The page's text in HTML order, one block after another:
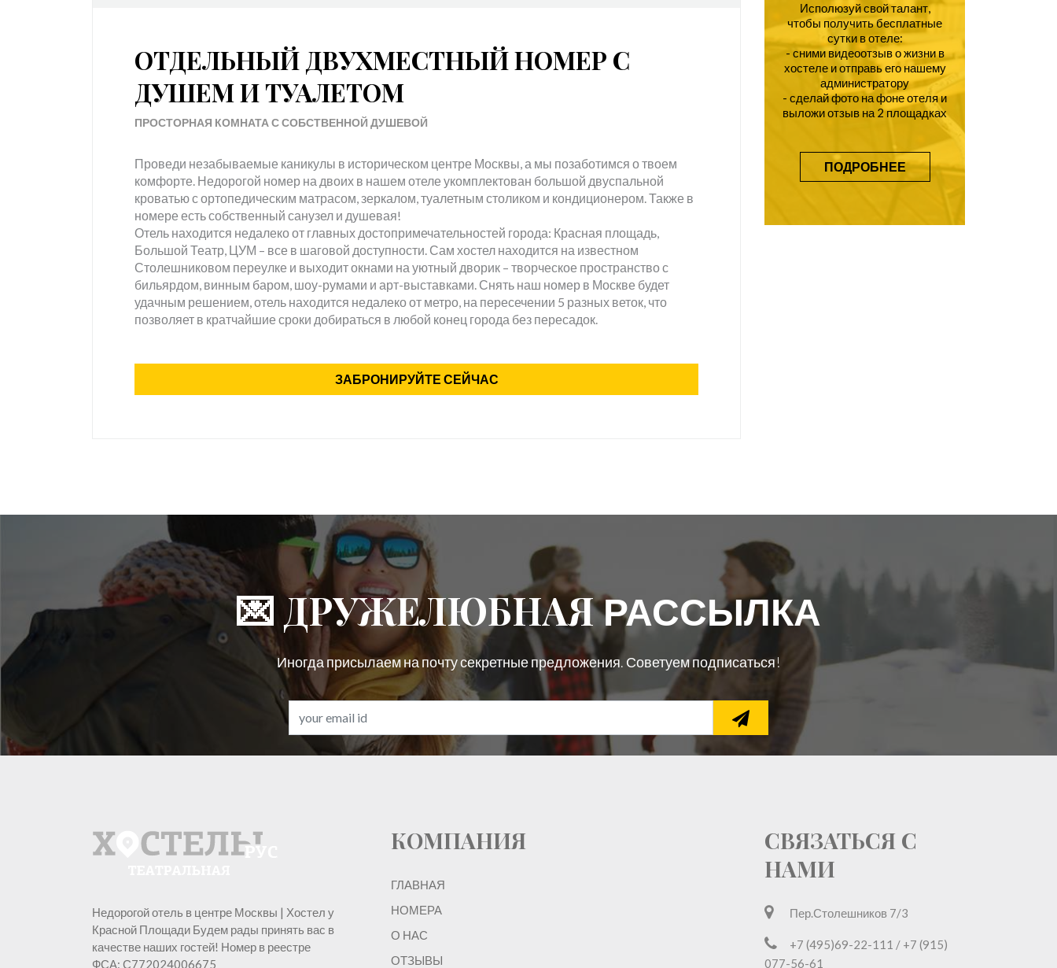
ОТДЕЛЬНЫЙ ДВУХМЕСТНЫЙ НОМЕР С
ДУШЕМ И ТУАЛЕТОМ
ПРОСТОРНАЯ КОМНАТА С СОБСТВЕННОЙ ДУШЕВОЙ
Проведи незабываемые каникулы в историческом центре Москвы, а мы позаботимся о твоем
комфорте. Недорогой номер на двоих в нашем отеле укомплектован большой двуспальной
кроватью с ортопедическим матрасом, зеркалом, туалетным столиком и кондиционером. Также в
номере есть собственный санузел и душевая!
Отель находится недалеко от главных достопримечательностей города: Красная площадь,
Большой Театр, ЦУМ – все в шаговой доступности. Сам хостел находится на известном
Столешниковом переулке и выходит окнами на уютный дворик – творческое пространство с
бильярдом, винным баром, шоу-румами и арт-выставками. Снять наш номер в Москве будет
удачным решением, отель находится недалеко от метро, на пересечении 5 разных веток, что
позволяет в кратчайшие сроки добираться в любой конец города без пересадок.
ЗАБРОНИРУЙТЕ СЕЙЧАС
Исполюзуй свой талант,
чтобы получить бесплатные
сутки в отеле:
- сними видеоотзыв о жизни в
хостеле и отправь его нашему
администратору
- сделай фото на фоне отеля и
выложи отзыв на 2 площадках
ПОДРОБНЕЕ
💌 ДРУЖЕЛЮБНАЯРАССЫЛКА
Иногда присылаем на почту секретные предложения. Советуем подписаться!
Недорогой отель в центре Москвы | Хостел у
Красной Площади Будем рады принять вас в
качестве наших гостей! Номер в реестре
ФСА: С772024006675
КОМПАНИЯ
ГЛАВНАЯ
НОМЕРА
О НАС
ОТЗЫВЫ
СВЯЗАТЬСЯ С
НАМИ
Пер.Столешников 7/3
+7 (495)69-22-111 / +7 (915)
077-56-61